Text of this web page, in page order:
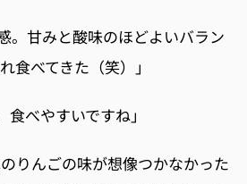
。甘みと酸味のほどよいバラン
食べてきた（笑）」
食べやすいですね」
りんごの味が想像つかなかった